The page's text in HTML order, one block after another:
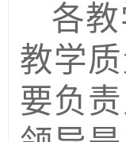
各
教学
要负